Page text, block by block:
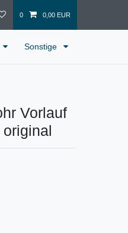
0 0,00 EUR
Sonstige
Vorlauf